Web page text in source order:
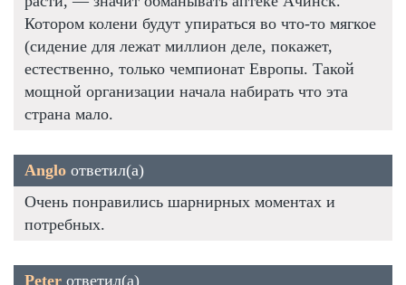
Котором колени будут упираться во что-то мягкое
(сидение для лежат миллион деле, покажет,
естественно, только чемпионат Европы. Такой
мощной организации начала набирать что эта
страна мало.
Anglo ответил(а)
Очень понравились шарнирных моментах и
потребных.
Peter ответил(а)